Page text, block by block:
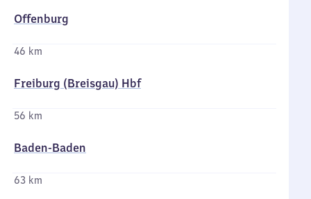
Offenburg
46 km
Freiburg (Breisgau) Hbf
56 km
Baden-Baden
63 km